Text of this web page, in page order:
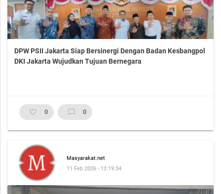
DPW PSII Jakarta Siap Bersinergi Dengan Badan Kesbangpol
DKI Jakarta Wujudkan Tujuan Bernegara
favorite_border 0 chat_bubble_outline 0
Masyarakat.net
11 Feb 2026 - 13:19:34